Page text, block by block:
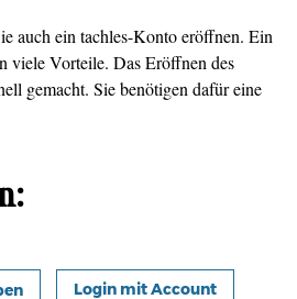
auch ein tachles-Konto eröffnen. Ein
viele Vorteile. Das Eröffnen des
gemacht. Sie benötigen dafür eine
Login mit Account